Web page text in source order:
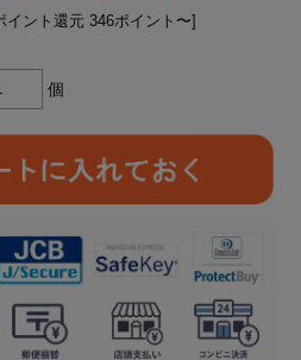
イント還元 346ポイント〜]
個